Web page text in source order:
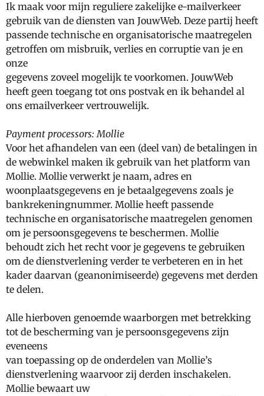
Ik maak voor mijn reguliere zakelijke e-mailverkeer
gebruik van de diensten van JouwWeb. Deze partij heeft
passende technische en organisatorische maatregelen
getroffen om misbruik, verlies en corruptie van je en
onze
gegevens zoveel mogelijk te voorkomen. JouwWeb
heeft geen toegang tot ons postvak en ik behandel al
ons emailverkeer vertrouwelijk.
Payment processors: Mollie
Voor het afhandelen van een (deel van) de betalingen in
de webwinkel maken ik gebruik van het platform van
Mollie. Mollie verwerkt je naam, adres en
woonplaatsgegevens en je betaalgegevens zoals je
bankrekeningnummer. Mollie heeft passende
technische en organisatorische maatregelen genomen
om je persoonsgegevens te beschermen. Mollie
behoudt zich het recht voor je gegevens te gebruiken
om de dienstverlening verder te verbeteren en in het
kader daarvan (geanonimiseerde) gegevens met derden
te delen.
Alle hierboven genoemde waarborgen met betrekking
tot de bescherming van je persoonsgegevens zijn
eveneens
van toepassing op de onderdelen van Mollie’s
dienstverlening waarvoor zij derden inschakelen.
Mollie bewaart uw